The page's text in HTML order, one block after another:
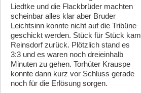
Liedtke und die Flackbrüder machten
scheinbar alles klar aber Bruder
Leichtsinn konnte nicht auf die Tribüne
geschickt werden. Stück für Stück kam
Reinsdorf zurück. Plötzlich stand es
3:3 und es waren noch dreieinhalb
Minuten zu gehen. Torhüter Krauspe
konnte dann kurz vor Schluss gerade
noch für die Erlösung sorgen.